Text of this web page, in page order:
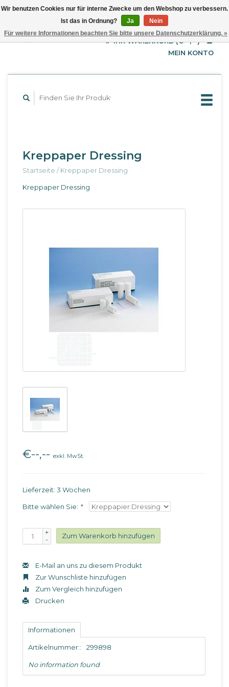
EUR
GBP
USD
English
Français
IHR WARENKORB (€--,--)
MEIN KONTO
Kreppaper Dressing
Startseite /Kreppaper Dressing
Kreppaper Dressing
€--,-- exkl. MwSt.
Lieferzeit: 3 Wochen
Bitte wählen Sie: *
+
-
Zum Warenkorb hinzufügen
E-Mail an uns zu diesem Produkt
Zur Wunschliste hinzufügen
Zum Vergleich hinzufügen
Drucken
Informationen
Artikelnummer:: 299898
No information found
Wir benutzen Cookies nur für interne Zwecke um den Webshop zu verbessern.
Ist das in Ordnung?
Ja
Nein
Für weitere Informationen beachten Sie bitte unsere Datenschutzerklärung. »